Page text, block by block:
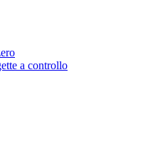
a controllo